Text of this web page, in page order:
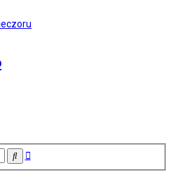
SzukajWyszukiwanie